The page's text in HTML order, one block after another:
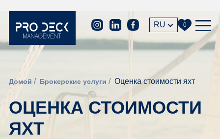
RU 0
Домой Брокерские услуги Оценка стоимости яхт
ОЦЕНКА СТОИМОСТИ
ЯХТ